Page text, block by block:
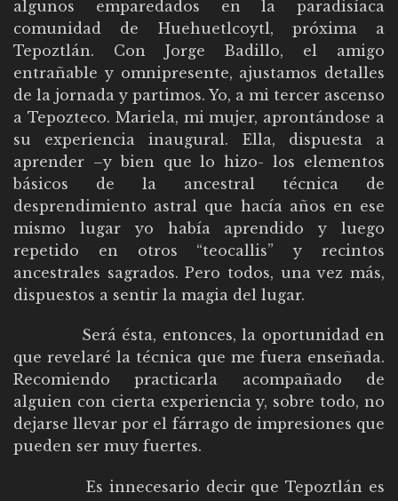
algunos emparedados en la paradisíaca
comunidad de Huehuetlcoytl, próxima a
Tepoztlán. Con Jorge Badillo, el amigo
entrañable y omnipresente, ajustamos detalles
de la jornada y partimos. Yo, a mi tercer ascenso
a Tepozteco. Mariela, mi mujer, aprontándose a
su experiencia inaugural. Ella, dispuesta a
aprender –y bien que lo hizo- los elementos
básicos de la ancestral técnica de
desprendimiento astral que hacía años en ese
mismo lugar yo había aprendido y luego
repetido en otros “teocallis” y recintos
ancestrales sagrados. Pero todos, una vez más,
dispuestos a sentir la magia del lugar.
Será ésta, entonces, la oportunidad en
que revelaré la técnica que me fuera enseñada.
Recomiendo practicarla acompañado de
alguien con cierta experiencia y, sobre todo, no
dejarse llevar por el fárrago de impresiones que
pueden ser muy fuertes.
Es innecesario decir que Tepoztlán es